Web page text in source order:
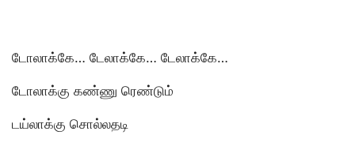
டோலாக்கே… டேலாக்கே… டேலாக்கே…
டோலாக்கு கண்ணு ரெண்டும்
டய்லாக்கு சொல்லதடி